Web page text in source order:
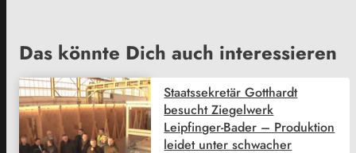
Das könnte Dich auch interessieren
Staatssekretär Gotthardt
besucht Ziegelwerk
Leipfinger-Bader – Produktion
leidet unter schwacher